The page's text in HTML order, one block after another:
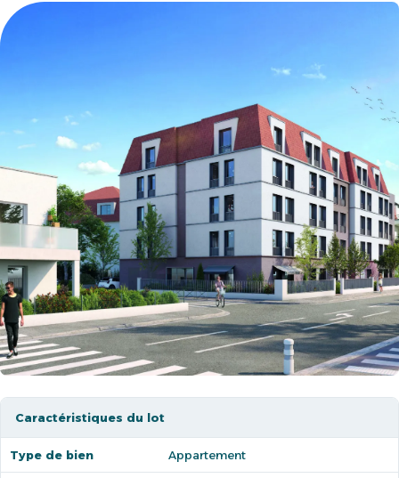
Caractéristiques du lot
Type de bien Appartement